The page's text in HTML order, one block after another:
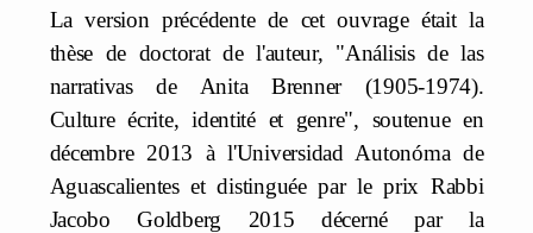
La version précédente de cet ouvrage était la
thèse de doctorat de l'auteur, "Análisis de las
narrativas de Anita Brenner (1905-1974).
Culture écrite, identité et genre", soutenue en
décembre 2013 à l'Universidad Autonóma de
Aguascalientes et distinguée par le prix Rabbi
Jacobo Goldberg 2015 décerné par la